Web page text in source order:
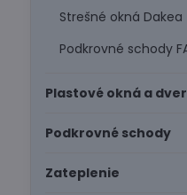
Strešné okná Dakea
Podkrovné schody
Plastové okná a
Podkrovné schody
Zateplenie